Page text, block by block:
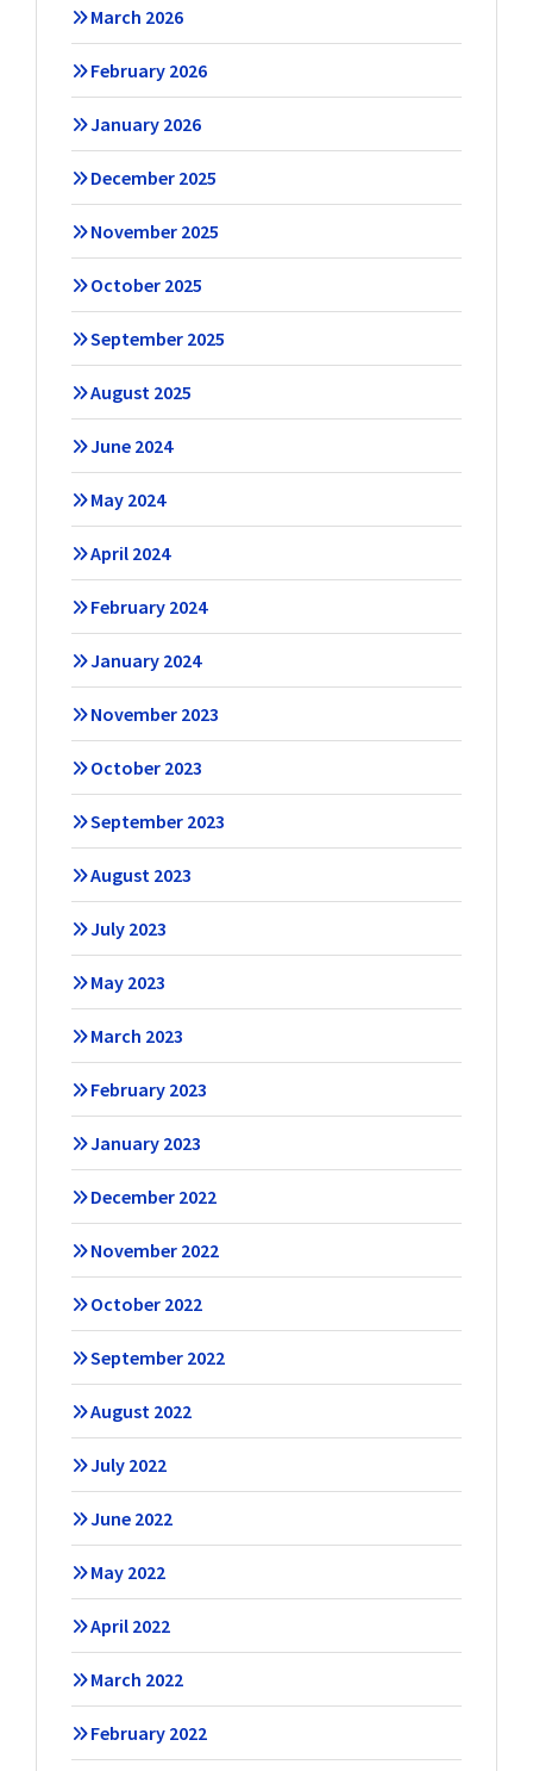
March 2026
February 2026
January 2026
December 2025
November 2025
October 2025
September 2025
August 2025
June 2024
May 2024
April 2024
February 2024
January 2024
November 2023
October 2023
September 2023
August 2023
July 2023
May 2023
March 2023
February 2023
January 2023
December 2022
November 2022
October 2022
September 2022
August 2022
July 2022
June 2022
May 2022
April 2022
March 2022
February 2022